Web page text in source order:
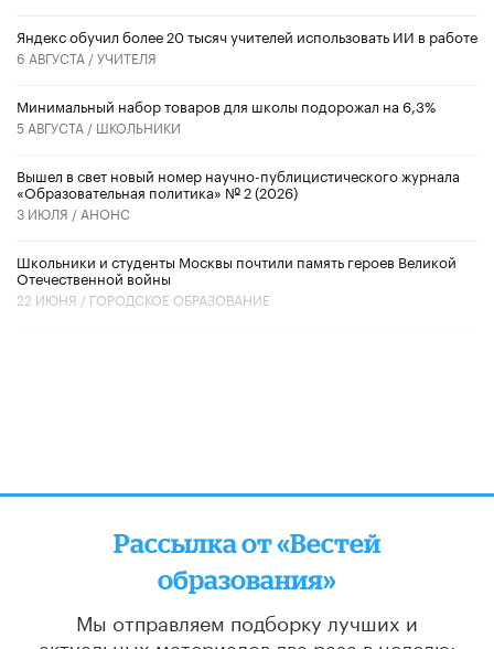
​Яндекс обучил более 20 тысяч учителей использовать ИИ в работе
6 АВГУСТА /УЧИТЕЛЯ
Минимальный набор товаров для школы подорожал на 6,3%
5 АВГУСТА / ШКОЛЬНИКИ
Вышел в свет новый номер научно-публицистического журнала
«Образовательная политика» № 2 (2026)
3 ИЮЛЯ / АНОНС
Школьники и студенты Москвы почтили память героев Великой
Отечественной войны
22 ИЮНЯ / ГОРОДСКОЕ ОБРАЗОВАНИЕ
Рассылка от «Вестей
образования»
Мы отправляем подборку лучших и